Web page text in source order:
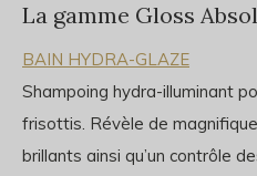
La gamme Gloss
BAIN HYDRA-GLAZE
Shampoing hydra-illuminant
frisottis. Révèle de
brillants ainsi qu’un contrôle